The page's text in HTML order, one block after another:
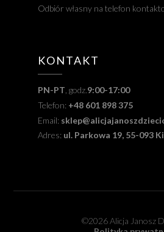
Odbiór własny na telefon
KONTAKT
PN-PT , godz.9:00-17:00
Telefon: +48 601 898 375
Email:
Adres: ul. Parkowa 19, 55-093
©2026 Alicja Janosz